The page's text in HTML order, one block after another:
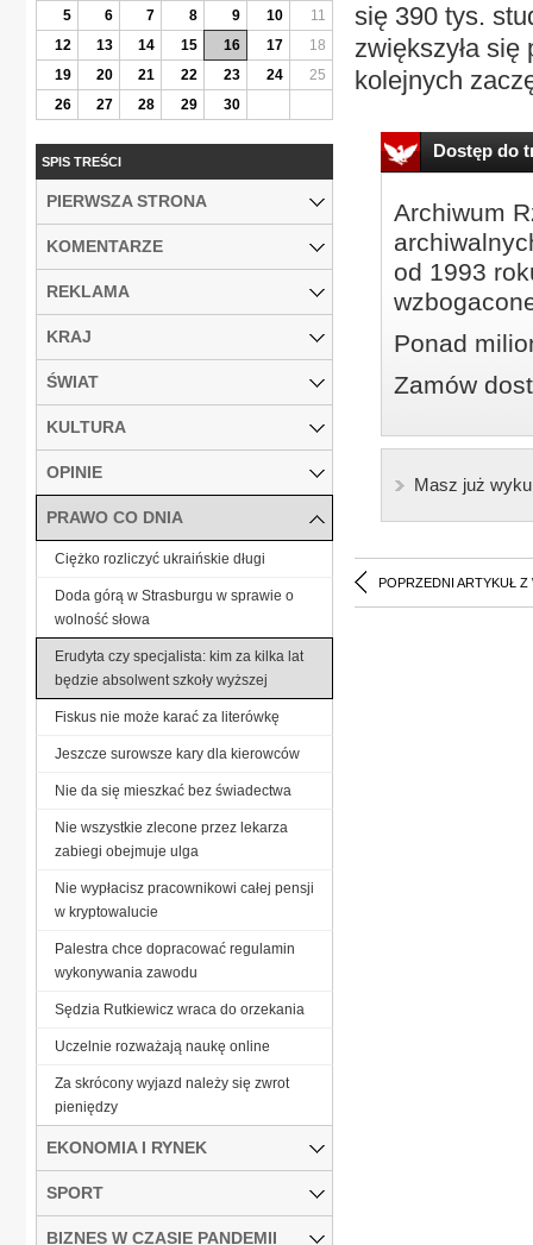
się 390 tys.
zwiększyła
kolejnych
Dostęp do
Archiwum
od 1993
Ponad
Zamów
Masz już
POPRZEDNI ARTYKUŁ Z
5
6 7 8 9 10
11
12
13 14 15 16 17
18
19
20 21 22 23 24
25
26
27 28 29 30
SPIS TREŚCI
PIERWSZA STRONA
KOMENTARZE
REKLAMA
KRAJ
ŚWIAT
KULTURA
OPINIE
PRAWO CO DNIA
Ciężko rozliczyć ukraińskie długi
Doda górą w Strasburgu w sprawie o
wolność słowa
Erudyta czy specjalista: kim za kilka lat
będzie absolwent szkoły wyższej
Fiskus nie może karać za literówkę
Jeszcze surowsze kary dla kierowców
Nie da się mieszkać bez świadectwa
Nie wszystkie zlecone przez lekarza
zabiegi obejmuje ulga
Nie wypłacisz pracownikowi całej pensji
w kryptowalucie
Palestra chce dopracować regulamin
wykonywania zawodu
Sędzia Rutkiewicz wraca do orzekania
Uczelnie rozważają naukę online
Za skrócony wyjazd należy się zwrot
pieniędzy
EKONOMIA I RYNEK
SPORT
BIZNES W CZASIE PANDEMII